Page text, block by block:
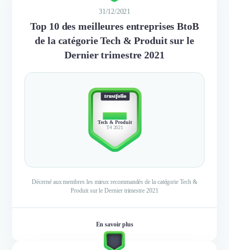
31/12/2021
Top 10 des meilleures entreprises BtoB
de la catégorie Tech & Produit sur le
Dernier trimestre 2021
TOP 10
Tech & Produit
T4 2021
Décerné aux membres les mieux recommandés de la catégorie Tech &
Produit sur le Dernier trimestre 2021
En savoir plus